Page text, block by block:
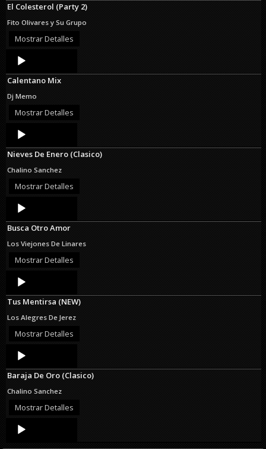
El Colesterol (Party 2)
Fito Olivares y Su Grupo
Mostrar Detalles
Audio
Player
Calentano Mix
Dj Memo
Mostrar Detalles
Audio
Player
Nieves De Enero (Clasico)
Chalino Sanchez
Mostrar Detalles
Audio
Player
Busca Otro Amor
Los Viejones De Linares
Mostrar Detalles
Audio
Player
Tus Mentirsa (NEW)
Los Alegres De Jerez
Mostrar Detalles
Audio
Player
Baraja De Oro (Clasico)
Chalino Sanchez
Mostrar Detalles
Audio
Player